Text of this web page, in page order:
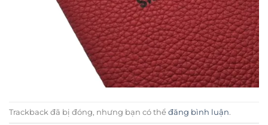
Trackback đã bị đóng, nhưng bạn có thể đăng bình luận.